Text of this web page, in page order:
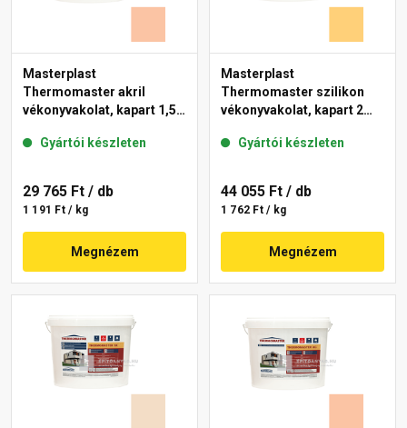
Masterplast
Thermomaster akril
vékonyvakolat, kapart 1,5
Gyártói készleten
29 765 Ft / db
1 191 Ft / kg
Megnézem
Masterplast
Thermomaster szilikon
vékonyvakolat, kapart 2
Gyártói készleten
44 055 Ft / db
1 762 Ft / kg
Megnézem